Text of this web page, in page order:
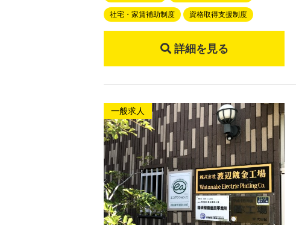
社宅・家賃補助制度 資格取得支援制度
詳細を見る
一般求人